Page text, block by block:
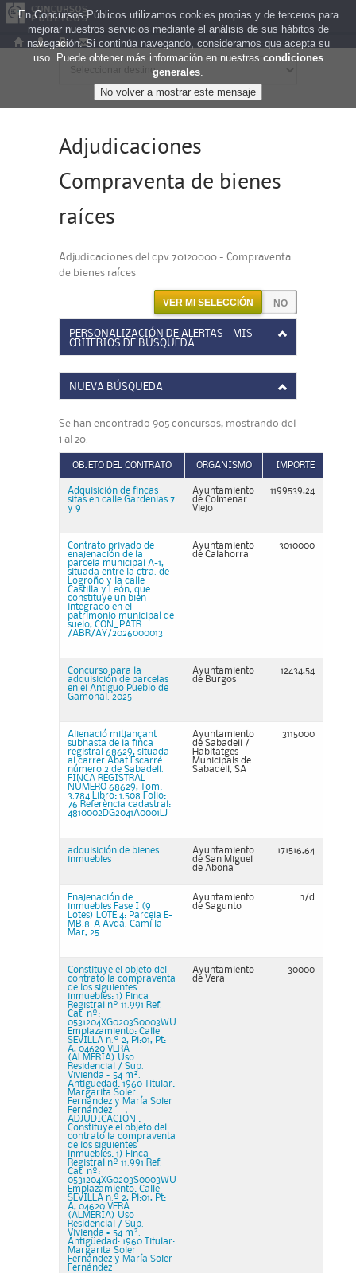
Adjudicaciones
Compraventa de bienes
raíces
Adjudicaciones del cpv 70120000 - Compraventa
de bienes raíces
VER MI SELECCIÓN
PERSONALIZACIÓN DE ALERTAS - MIS
CRITERIOS DE BÚSQUEDA
NUEVA BÚSQUEDA
Se han encontrado 905 concursos, mostrando del
1 al 20.
OBJETO DEL CONTRATO ORGANISMO IMPORTE
Adquisición de fincas
sitas en calle Gardenias 7
y 9
Ayuntamiento
de Colmenar
Viejo
1199539,24
Contrato privado de
enajenación de la
parcela municipal A-1,
situada entre la ctra. de
Logroño y la calle
Castilla y León, que
constituye un bien
integrado en el
patrimonio municipal de
suelo, CON_PATR
/ABR/AY/2026000013
Ayuntamiento
de Calahorra
3010000
Concurso para la
adquisición de parcelas
en el Antiguo Pueblo de
Gamonal. 2025
Ayuntamiento
de Burgos
12434,54
Alienació mitjançant
subhasta de la finca
registral 68629, situada
al carrer Abat Escarré
número 2 de Sabadell.
FINCA REGISTRAL
NÚMERO 68629, Tom:
3.784 Libro: 1.508 Folio:
76 Referència cadastral:
4810002DG2041A0001LJ
Ayuntamiento
de Sabadell /
Habitatges
Municipals de
Sabadell, SA
3115000
adquisición de bienes
inmuebles
Ayuntamiento
de San Miguel
de Abona
171516,64
Enajenación de
inmuebles Fase I (9
Lotes) LOTE 4: Parcela E-
MB.8-A Avda. Camí la
Mar, 25
Ayuntamiento
de Sagunto
n/d
Constituye el objeto del
contrato la compraventa
de los siguientes
inmuebles: 1) Finca
Registral nº 11.991 Ref.
Cat. nº:
0531204XG0203S0003WU
Emplazamiento: Calle
SEVILLA n.º 2, Pl:01, Pt:
A, 04620 VERA
(ALMERÍA) Uso
Residencial / Sup.
Vivienda = 54 m².
Antigüedad: 1960 Titular:
Margarita Soler
Fernández y María Soler
Fernández
ADJUDICACIÓN :
Constituye el objeto del
contrato la compraventa
de los siguientes
inmuebles: 1) Finca
Registral nº 11.991 Ref.
Cat. nº:
0531204XG0203S0003WU
Emplazamiento: Calle
SEVILLA n.º 2, Pl:01, Pt:
A, 04620 VERA
(ALMERÍA) Uso
Residencial / Sup.
Vivienda = 54 m².
Antigüedad: 1960 Titular:
Margarita Soler
Fernández y María Soler
Fernández
Ayuntamiento
de Vera
30000
En Concursos Públicos utilizamos cookies propias y de terceros para
mejorar nuestros servicios mediante el análisis de sus hábitos de
navegación. Si continúa navegando, consideramos que acepta su
uso. Puede obtener más información en nuestras condiciones
generales.